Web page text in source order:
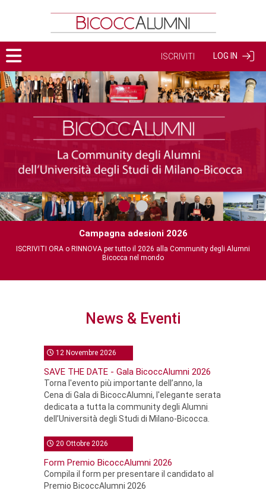
LOG IN
ISCRIVITI
degli Alumni
Campagna adesioni
ISCRIVITI ORA o RINNOVA per tutto il 2026 alla
News & Eventi
12 Novembre 2026
SAVE THE DATE - Gala BicoccAlumni 2026
Torna l'evento più importante dell’anno, la
Cena di Gala di BicoccAlumni, l'elegante serata
dedicata a tutta la community degli Alumni
dell’Università degli Studi di Milano-Bicocca.
20 Ottobre 2026
Form Premio BicoccAlumni 2026
Compila il form per presentare il candidato al
Premio BicoccAlumni 2026